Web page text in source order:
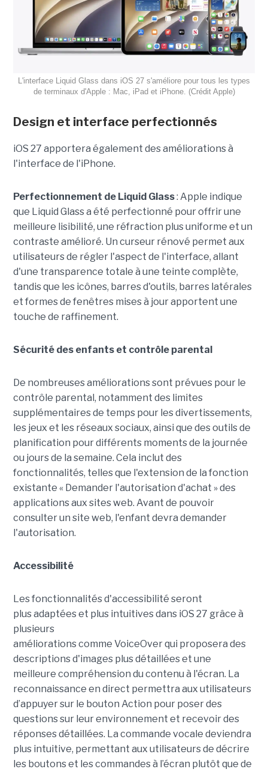
L'interface Liquid Glass dans iOS 27 s'améliore pour tous les types
de terminaux d'Apple : Mac, iPad et iPhone. (Crédit Apple)
Design et interface perfectionnés
iOS 27 apportera également des améliorations à
l'interface de l'iPhone.
Perfectionnement de Liquid Glass: Apple indique
que Liquid Glass a été perfectionné pour offrir une
meilleure lisibilité, une réfraction plus uniforme et un
contraste amélioré. Un curseur rénové permet aux
utilisateurs de régler l'aspect de l'interface, allant
d'une transparence totale à une teinte complète,
tandis que les icônes, barres d'outils, barres latérales
et formes de fenêtres mises à jour apportent une
touche de raffinement.
Sécurité des enfants et contrôle parental
De nombreuses améliorations sont prévues pour le
contrôle parental, notamment des limites
supplémentaires de temps pour les divertissements,
les jeux et les réseaux sociaux, ainsi que des outils de
planification pour différents moments de la journée
ou jours de la semaine. Cela inclut des
fonctionnalités, telles que l'extension de la fonction
existante « Demander l'autorisation d'achat » des
applications aux sites web. Avant de pouvoir
consulter un site web, l'enfant devra demander
l'autorisation.
Accessibilité
Les fonctionnalités d'accessibilité seront
plus adaptées et plus intuitives dans iOS 27 grâce à
plusieurs
améliorations comme VoiceOver qui proposera des
descriptions d'images plus détaillées et une
meilleure compréhension du contenu à l'écran. La
reconnaissance en direct permettra aux utilisateurs
d’appuyer sur le bouton Action pour poser des
questions sur leur environnement et recevoir des
réponses détaillées. La commande vocale deviendra
plus intuitive, permettant aux utilisateurs de décrire
les boutons et les commandes à l’écran plutôt que de